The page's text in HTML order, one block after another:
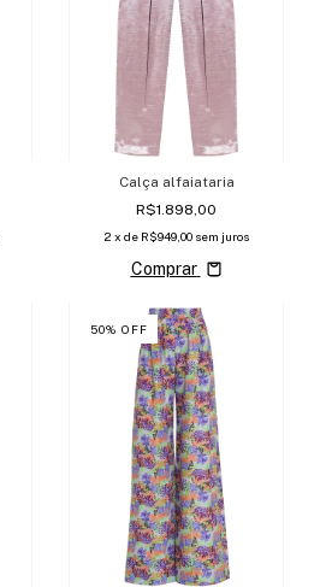
Calça alfaiataria
R$1.898,00
2 x de R$949,00 sem juros
Comprar
50% OFF